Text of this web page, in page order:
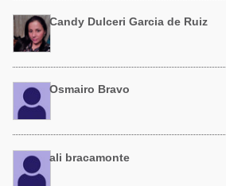
Candy Dulceri Garcia de Ruiz
Osmairo Bravo
ali bracamonte